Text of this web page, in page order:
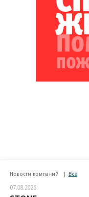
Новости компаний Все
07.08.2026